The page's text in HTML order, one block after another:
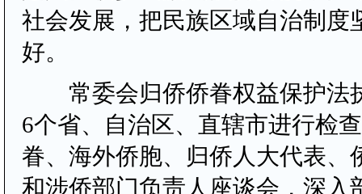
社会发展，把民族区域自治制度
好。
常委会归侨侨眷权益保护法
6个省、自治区、直辖市进行检
眷、海外侨胞、归侨人大代表、
和涉侨部门负责人座谈会，深入